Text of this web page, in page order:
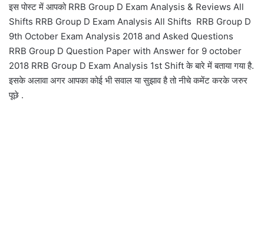
इस पोस्ट में आपको RRB Group D Exam Analysis & Reviews All
Shifts RRB Group D Exam Analysis All Shifts RRB Group D
9th October Exam Analysis 2018 and Asked Questions
RRB Group D Question Paper with Answer for 9 october
2018 RRB Group D Exam Analysis 1st Shift के बारे में बताया गया है.
इसके अलावा अगर आपका कोई भी सवाल या सुझाव है तो नीचे कमेंट करके जरुर
पूछे .